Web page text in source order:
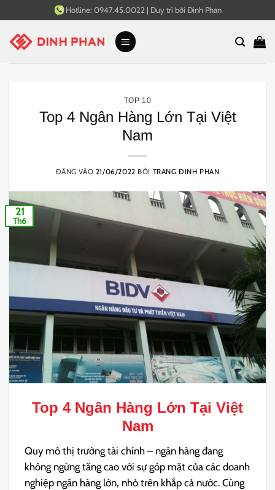
qua
nội
Hotline: 0947.45.0022 | Duy trì bởi Đinh Phan
TOP 10
Top 4 Ngân Hàng Lớn Tại Việt
Nam
ĐĂNG VÀO 21/06/2022 BỞI TRANG ĐINH PHAN
21
Th6
Top 4 Ngân Hàng Lớn Tại Việt
Nam
Quy mô thị trường tài chính – ngân hàng đang
không ngừng tăng cao với sự góp mặt của các doanh
nghiệp ngân hàng lớn, nhỏ trên khắp cả nước. Cùng